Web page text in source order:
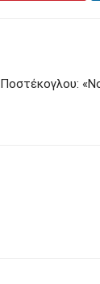
Ποστέκογλου: